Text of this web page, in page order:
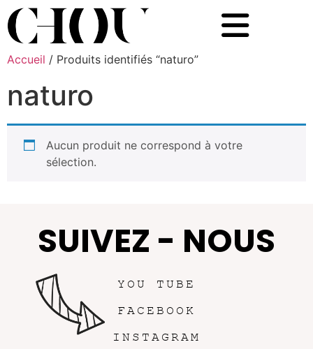
Accueil / Produits identifiés “naturo”
naturo
Aucun produit ne correspond à votre
sélection.
SUIVEZ - NOUS
YOU TUBE
FACEBOOK
INSTAGRAM